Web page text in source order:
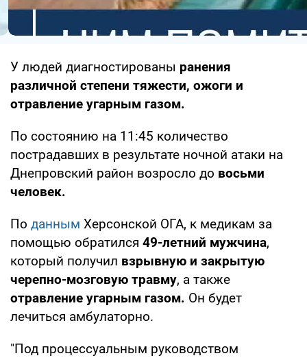
У людей диагностированы ранения
различной степени тяжести, ожоги и
отравление угарным газом.
По состоянию на 11:45 количество
пострадавших в результате ночной атаки на
Днепровский район возросло до восьми
человек.
По данным Херсонской ОГА, к медикам за
помощью обратился 49-летний мужчина,
который получил взрывную и закрытую
черепно-мозговую травму, а также
отравление угарным газом. Он будет
лечиться амбулаторно.
"Под процессуальным руководством